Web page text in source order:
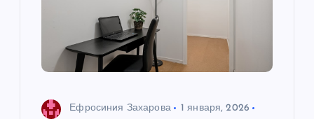
Ефросиния Захарова
1 января, 2026